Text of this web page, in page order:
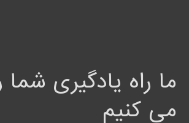
ما راه یادگیری شما
می کنیم